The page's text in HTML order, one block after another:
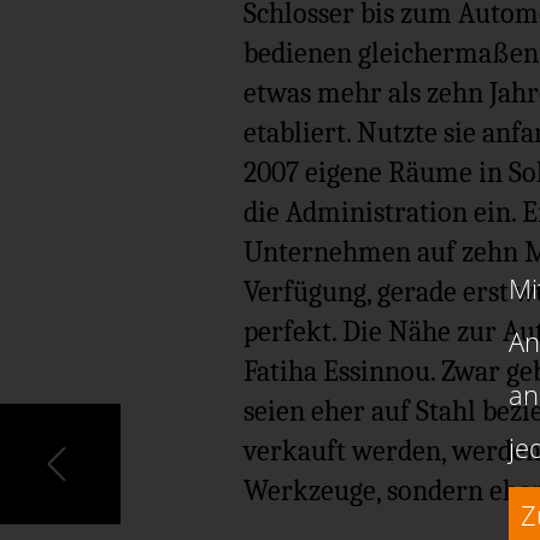
Schlosser bis zum
bedienen
etwas mehr als zehn
etabliert. Nutzte sie
2007 eigene Räume in
die Administration ein.
Unternehmen auf zehn
Verfügung, gerade erst
perfekt. Die Nähe zur
Fatiha Essinnou. Zwar
seien eher auf Stahl
verkauft werden,
Werkzeuge, sondern